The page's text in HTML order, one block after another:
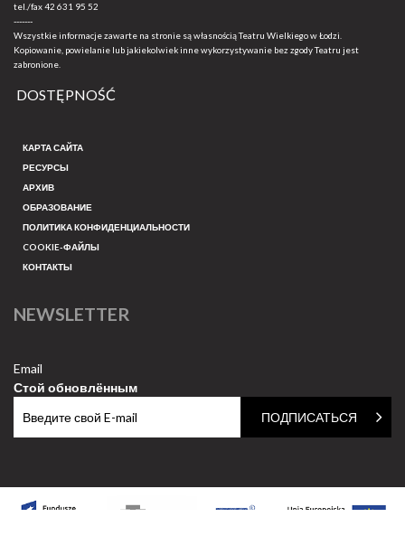
tel./fax42 631 95 52
-------
Wszystkie informacje zawarte na stronie są własnością Teatru Wielkiego w Łodzi.
Kopiowanie, powielanie lub jakiekolwiek inne wykorzystywanie bez zgody Teatru jest
zabronione.
DOSTĘPNOŚĆ
КАРТА САЙТА
РЕСУРСЫ
АРХИВ
ОБРАЗОВАНИЕ
ПОЛИТИКА КОНФИДЕНЦИАЛЬНОСТИ
COOKIE-ФАЙЛЫ
КОНТАКТЫ
NEWSLETTER
Email
Стой обновлённым